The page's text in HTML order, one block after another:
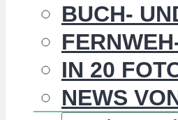
BUCH-
IN 20
NEWS